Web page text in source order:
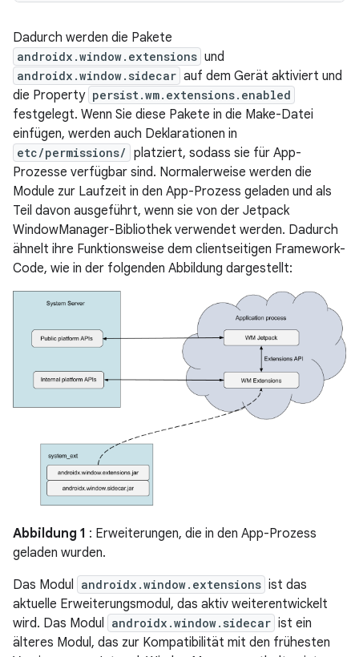
Dadurch werden die Pakete
androidx.window.extensions und
androidx.window.sidecar auf dem Gerät aktiviert und
die Property persist.wm.extensions.enabled
festgelegt. Wenn Sie diese Pakete in die Make-Datei
einfügen, werden auch Deklarationen in
etc/permissions/ platziert, sodass sie für App-
Prozesse verfügbar sind. Normalerweise werden die
Module zur Laufzeit in den App-Prozess geladen und als
Teil davon ausgeführt, wenn sie von der Jetpack
WindowManager-Bibliothek verwendet werden. Dadurch
ähnelt ihre Funktionsweise dem clientseitigen Framework-
Code, wie in der folgenden Abbildung dargestellt:
Abbildung 1 : Erweiterungen, die in den App-Prozess
geladen wurden.
Das Modul
androidx.window.extensions ist das
aktuelle Erweiterungsmodul, das aktiv weiterentwickelt
wird. Das Modul
androidx.window.sidecar ist ein
älteres Modul, das zur Kompatibilität mit den frühesten